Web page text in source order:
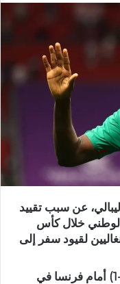
عن سبب تقييد
خلال كأس
لقيود سفر إلى
وقال كوليبالي، بعد خسارة السنغال (3-1) أمام فرنسا في